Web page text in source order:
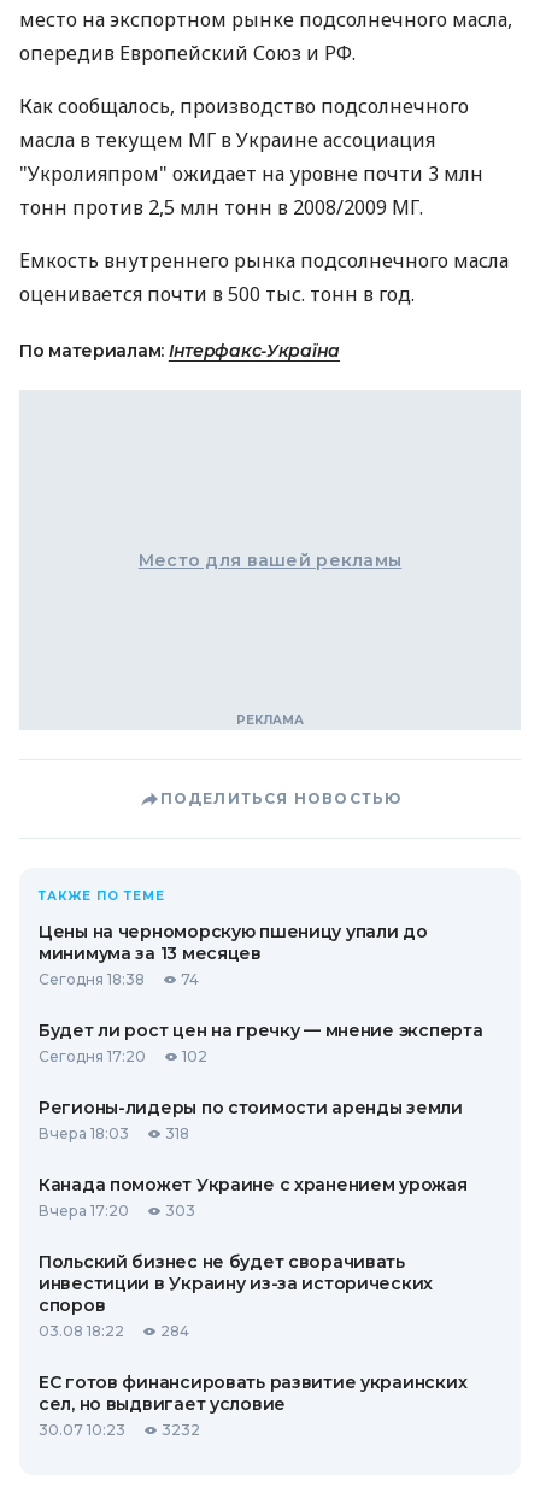
место на экспортном рынке подсолнечного масла,
опередив Европейский Союз и РФ.
Как сообщалось, производство подсолнечного
масла в текущем МГ в Украине ассоциация
"Укролияпром" ожидает на уровне почти 3 млн
тонн против 2,5 млн тонн в 2008/2009 МГ.
Емкость внутреннего рынка подсолнечного масла
оценивается почти в 500 тыс. тонн в год.
По материалам: Інтерфакс-Україна
Место для вашей рекламы
ПОДЕЛИТЬСЯ НОВОСТЬЮ
ТАКЖЕ ПО ТЕМЕ
Цены на черноморскую пшеницу упали до
минимума за 13 месяцев
Сегодня 18:38 74
Будет ли рост цен на гречку — мнение эксперта
Сегодня 17:20 102
Регионы-лидеры по стоимости аренды земли
Вчера 18:03 318
Канада поможет Украине с хранением урожая
Вчера 17:20 303
Польский бизнес не будет сворачивать
инвестиции в Украину из-за исторических
споров
03.08 18:22 284
ЕС готов финансировать развитие украинских
сел, но выдвигает условие
30.07 10:23 3232